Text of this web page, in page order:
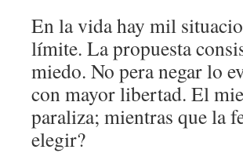
En la vida hay mil
límite. La propuesta
miedo. No pera negar lo
con mayor libertad. El
paraliza; mientras que la
elegir?